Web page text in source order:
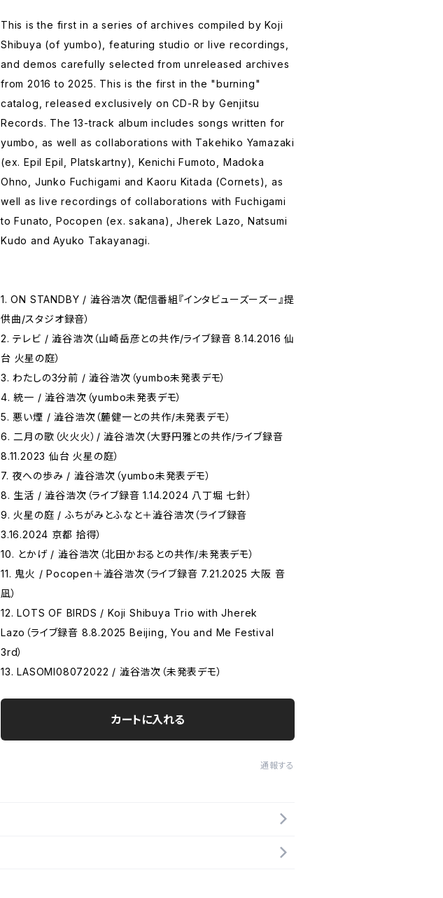
This is the first in a series of archives compiled by Koji
Shibuya (of yumbo), featuring studio or live recordings,
and demos carefully selected from unreleased archives
from 2016 to 2025. This is the first in the "burning"
catalog, released exclusively on CD-R by Genjitsu
Records. The 13-track album includes songs written for
yumbo, as well as collaborations with Takehiko Yamazaki
(ex. Epil Epil, Platskartny), Kenichi Fumoto, Madoka
Ohno, Junko Fuchigami and Kaoru Kitada (Cornets), as
well as live recordings of collaborations with Fuchigami
to Funato, Pocopen (ex. sakana), Jherek Lazo, Natsumi
Kudo and Ayuko Takayanagi.
1. ON STANDBY / 澁谷浩次（配信番組『インタビューズーズー』提
供曲/スタジオ録音）
2. テレビ / 澁谷浩次（山崎岳彦との共作/ライブ録音 8.14.2016 仙
台 火星の庭）
3. わたしの3分前 / 澁谷浩次（yumbo未発表デモ）
4. 統一 / 澁谷浩次（yumbo未発表デモ）
5. 悪い煙 / 澁谷浩次（麓健一との共作/未発表デモ）
6. 二月の歌（火火火）/ 澁谷浩次（大野円雅との共作/ライブ録音
8.11.2023 仙台 火星の庭）
7. 夜への歩み / 澁谷浩次（yumbo未発表デモ）
8. 生活 / 澁谷浩次（ライブ録音 1.14.2024 八丁堀 七針）
9. 火星の庭 / ふちがみとふなと＋澁谷浩次（ライブ録音
3.16.2024 京都 拾得）
10. とかげ / 澁谷浩次（北田かおるとの共作/未発表デモ）
11. 鬼火 / Pocopen＋澁谷浩次（ライブ録音 7.21.2025 大阪 音
凪）
12. LOTS OF BIRDS / Koji Shibuya Trio with Jherek
Lazo（ライブ録音 8.8.2025 Beijing, You and Me Festival
3rd）
13. LASOMI08072022 / 澁谷浩次（未発表デモ）
カートに入れる
通報する